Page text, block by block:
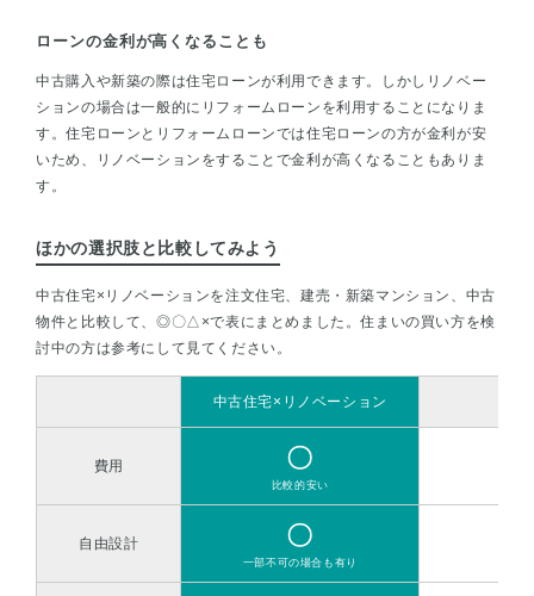
ローンの金利が高くなることも
中古購入や新築の際は住宅ローンが利用できます。しかしリノベー
ションの場合は一般的にリフォームローンを利用することになりま
す。住宅ローンとリフォームローンでは住宅ローンの方が金利が安
いため、リノベーションをすることで金利が高くなることもありま
す。
ほかの選択肢と比較してみよう
中古住宅×リノベーションを注文住宅、建売・新築マンション、中古
物件と比較して、◎〇△×で表にまとめました。住まいの買い方を検
討中の方は参考にして見てください。
中古住宅×リノベーション
費用 〇
比較的安い
自由設計 〇
一部不可の場合も有り